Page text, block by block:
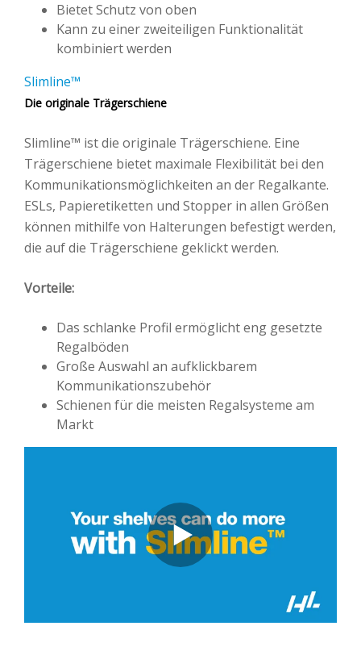
Bietet Schutz von oben
Kann zu einer zweiteiligen Funktionalität
kombiniert werden
Slimline™
Die originale Trägerschiene
Slimline™ ist die originale Trägerschiene. Eine
Trägerschiene bietet maximale Flexibilität bei den
Kommunikationsmöglichkeiten an der Regalkante.
ESLs, Papieretiketten und Stopper in allen Größen
können mithilfe von Halterungen befestigt werden,
die auf die Trägerschiene geklickt werden.
Vorteile:
Das schlanke Profil ermöglicht eng gesetzte
Regalböden
Große Auswahl an aufklickbarem
Kommunikationszubehör
Schienen für die meisten Regalsysteme am
Markt